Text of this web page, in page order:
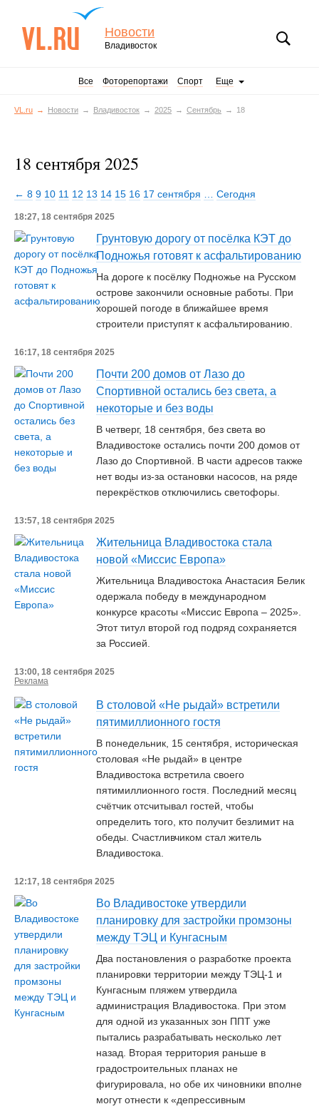
Новости
Владивосток
Все Фоторепортажи Спорт Еще
VL.ru Новости Владивосток 2025 Сентябрь 18
18 сентября 2025
← 8 9 10 11 12 13 14 15 16 17 сентября Сегодня
18:27, 18 сентября 2025
Грунтовую дорогу от посёлка КЭТ до
Подножья готовят к асфальтированию
На дороге к посёлку Подножье на Русском
острове закончили основные работы. При
хорошей погоде в ближайшее время
строители приступят к асфальтированию.
16:17, 18 сентября 2025
Почти 200 домов от Лазо до
Спортивной остались без света, а
некоторые и без воды
В четверг, 18 сентября, без света во
Владивостоке остались почти 200 домов от
Лазо до Спортивной. В части адресов также
нет воды из-за остановки насосов, на ряде
перекрёстков отключились светофоры.
13:57, 18 сентября 2025
Жительница Владивостока стала
новой «Миссис Европа»
Жительница Владивостока Анастасия Белик
одержала победу в международном
конкурсе красоты «Миссис Европа – 2025».
Этот титул второй год подряд сохраняется
за Россией.
13:00, 18 сентября 2025
Реклама
В столовой «Не рыдай» встретили
пятимиллионного гостя
В понедельник, 15 сентября, историческая
столовая «Не рыдай» в центре
Владивостока встретила своего
пятимиллионного гостя. Последний месяц
счётчик отсчитывал гостей, чтобы
определить того, кто получит безлимит на
обеды. Счастливчиком стал житель
Владивостока.
12:17, 18 сентября 2025
Во Владивостоке утвердили
планировку для застройки промзоны
между ТЭЦ и Кунгасным
Два постановления о разработке проекта
планировки территории между ТЭЦ-1 и
Кунгасным пляжем утвердила
администрация Владивостока. При этом
для одной из указанных зон ППТ уже
пытались разрабатывать несколько лет
назад. Вторая территория раньше в
градостроительных планах не
фигурировала, но обе их чиновники вполне
могут отнести к «депрессивным